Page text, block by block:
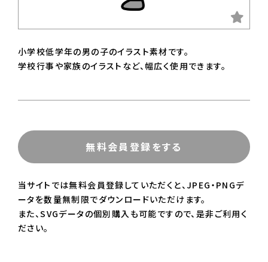
小学校低学年の男の子のイラスト素材です。
学校行事や家族のイラストなど、幅広く使用できます。
無料会員登録をする
当サイトでは無料会員登録していただくと、JPEG・PNGデ
ータを数量無制限でダウンロードいただけます。
また、SVGデータの個別購入も可能ですので、是非ご利用く
ださい。